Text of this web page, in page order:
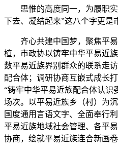
思惟的高度同一，为履职实
下去、凝结起来”这八个字更是
齐心共建中国梦，聚焦平易
植，市政协以铸牢中华平易近
数平易近族界别群众的联系走
配合体；调研协商互嵌式成长
“铸牢中华平易近族配合体认识
场次。以平易近族乡（村）为
国度通用言语文字、全面奉行
平易近族地域社会管理、各平
协商，绘就平易近族连合新画卷